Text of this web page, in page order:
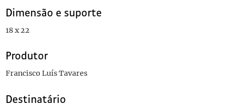
Dimensão e suporte
18 x 22
Produtor
Francisco Luís Tavares
Destinatário